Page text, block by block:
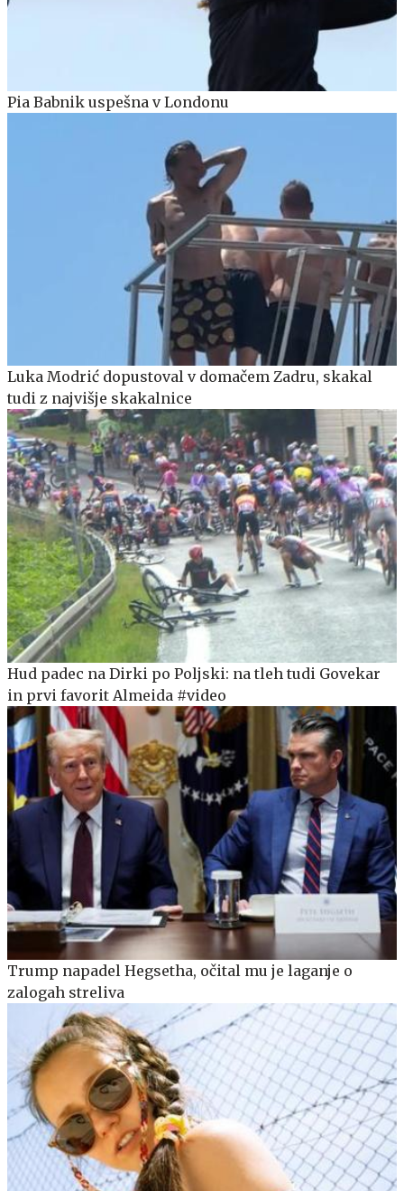
Pia Babnik uspešna v Londonu
Luka Modrić dopustoval v domačem Zadru, skakal
tudi z najvišje skakalnice
Hud padec na Dirki po Poljski: na tleh tudi Govekar
in prvi favorit Almeida #video
Trump napadel Hegsetha, očital mu je laganje o
zalogah streliva